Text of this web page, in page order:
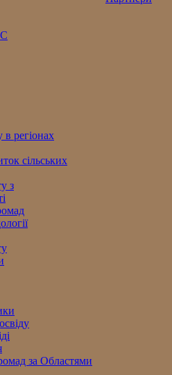
в регіонах
сільських
з
за Областями